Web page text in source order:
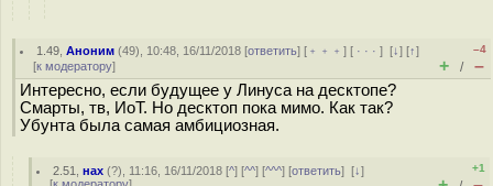
1.49 ,Аноним (49), 10:48, 16/11/2018 [ответить] [ ﹢﹢﹢] [ · · ·][↓] [↑]
[к модератору]
–4
+ / –
Интересно, если будущее у Линуса на десктопе?
Смарты, тв, ИоТ. Но десктоп пока мимо. Как так?
Убунта была самая амбициозная.
2.51 ,нах (?), 11:16, 16/11/2018 [^] [^^] [^^^] [ответить][↓]
+1